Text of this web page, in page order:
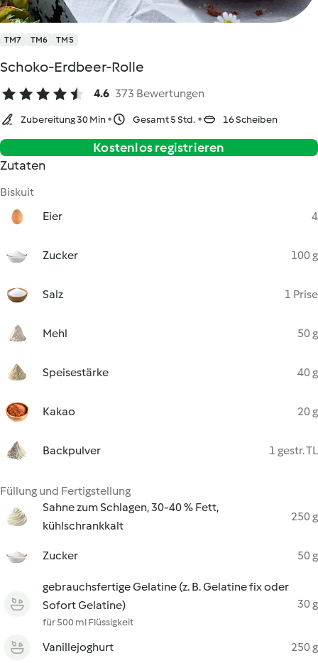
TM7 TM6 TM5
Schoko-Erdbeer-Rolle
4.6 373 Bewertungen
Zubereitung 30 Min Gesamt 5 Std. 16 Scheiben
Kostenlos registrieren
Zutaten
Biskuit
Eier
4
Zucker 100 g
Salz 1 Prise
Mehl 50 g
Speisestärke 40 g
Kakao 20 g
Backpulver 1 gestr. TL
Füllung und Fertigstellung
Sahne zum Schlagen, 30-40 % Fett,
kühlschrankkalt
250 g
Zucker 50 g
gebrauchsfertige Gelatine (z. B. Gelatine fix oder
Sofort Gelatine)
für 500 ml Flüssigkeit
30 g
Vanillejoghurt 250 g